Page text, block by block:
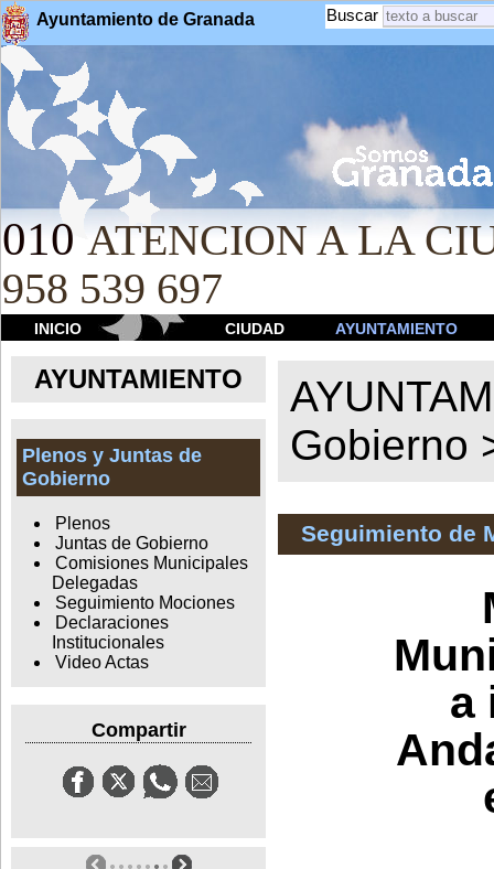
Ayuntamiento de Granada Buscar
010 ATENCION A LA
958 539 697
INICIO CIUDAD AYUNTAMIENTO
AYUNTAMIENTO
Plenos y Juntas de
Gobierno
Plenos
Juntas de Gobierno
Comisiones Municipales
Delegadas
Seguimiento Mociones
Declaraciones
Institucionales
Video Actas
Compartir
Gobierno
Seguimiento de
a